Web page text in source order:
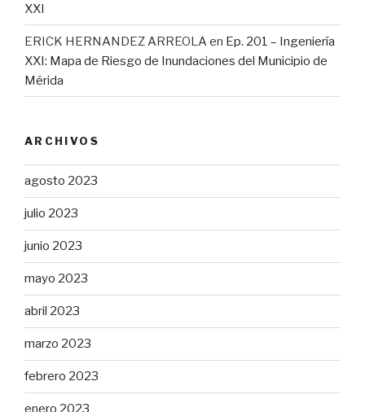
XXI
ERICK HERNANDEZ ARREOLAen Ep. 201 – Ingeniería
XXI: Mapa de Riesgo de Inundaciones del Municipio de
Mérida
ARCHIVOS
agosto 2023
julio 2023
junio 2023
mayo 2023
abril 2023
marzo 2023
febrero 2023
enero 2023